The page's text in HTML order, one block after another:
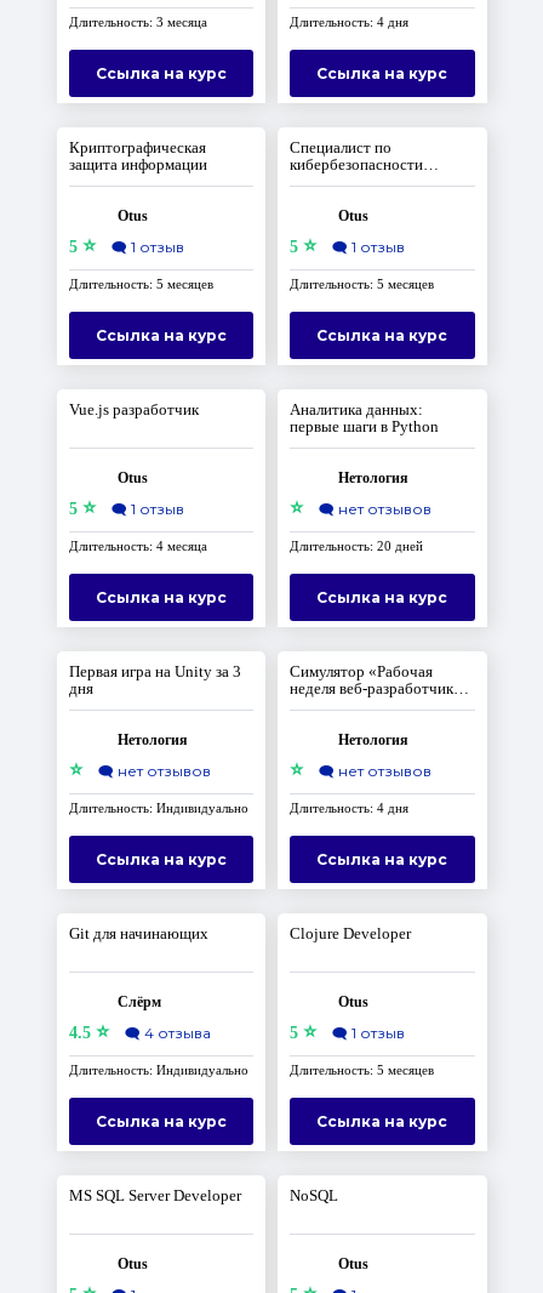
Длительность: 3 месяца
Ссылка на курс
Длительность: 4 дня
Ссылка на курс
Криптографическая
защита информации
Otus
5⭐ 🗨️ 1 отзыв
Длительность: 5 месяцев
Ссылка на курс
Специалист по
кибербезопасности
облачных сред
Otus
5 ⭐ 🗨️ 1 отзыв
Длительность: 5 месяцев
Ссылка на курс
Vue.js разработчик
Otus
5⭐ 🗨️ 1 отзыв
Длительность: 4 месяца
Ссылка на курс
Аналитика данных:
первые шаги в Python
Нетология
⭐ 🗨️ нет отзывов
Длительность: 20 дней
Ссылка на курс
Первая игра на Unity за 3
дня
Нетология
⭐ 🗨️ нет отзывов
Длительность: Индивидуально
Ссылка на курс
Симулятор «Рабочая
неделя веб-разработчика
на Python»
Нетология
⭐ 🗨️ нет отзывов
Длительность: 4 дня
Ссылка на курс
Git для начинающих
Слёрм
4.5⭐ 🗨️ 4 отзыва
Длительность: Индивидуально
Ссылка на курс
Clojure Developer
Otus
5 ⭐ 🗨️ 1 отзыв
Длительность: 5 месяцев
Ссылка на курс
MS SQL Server Developer
Otus
NoSQL
Otus